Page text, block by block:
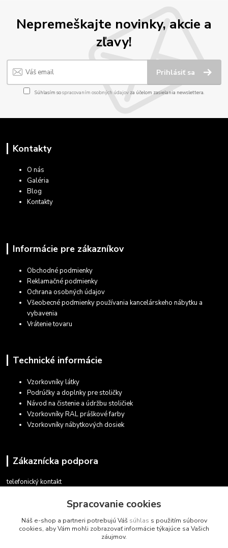
Nepremeškajte novinky, akcie a
zľavy!
Prihlásiť sa
Súhlasím sospracovaním osobných údajov za účelom zasielania newslettera.
Kontakty
O nás
Galéria
Blog
Kontakty
Informácie pre zákazníkov
Obchodné podmienky
Reklamačné podmienky
Ochrana osobných údajov
Všeobecné podmienky používania kancelárskeho nábytku a
vybavenia
Vrátenie tovaru
Technické informácie
Vzorkovníky látky
Podrúčky a doplnky pre stoličky
Návod na čistenie a údržbu stoličiek
Vzorkovníky RAL práškové farby
Vzorkovníky nábytkových dosiek
Zákaznícka podpora
telefonický kontakt
v pracovných dňoch 08.30 - 16.00
obchod@marketsk.sk
Spracovanie cookies
Náš e-shop a partneri potrebujú Váš súhlas s použitím súborov
cookies, aby Vám mohli zobrazovať informácie týkajúce sa Vašich
záujmov.